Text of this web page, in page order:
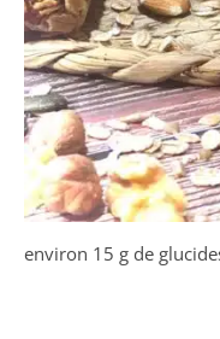
environ 15 g de